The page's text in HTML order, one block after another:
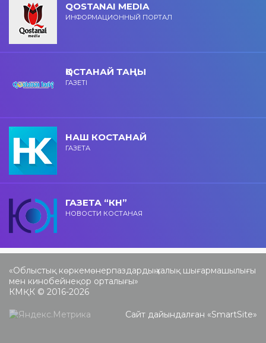
QOSTANAI MEDIA
ИНФОРМАЦИОННЫЙ ПОРТАЛ
ҚОСТАНАЙ ТАҢЫ
ГАЗЕТІ
НАШ КОСТАНАЙ
ГАЗЕТА
ГАЗЕТА “КН”
НОВОСТИ КОСТАНАЯ
«Облыстық көркемөнерпаздардың халық шығармашылығы
мен кинобейнеқор орталығы»
КМҚК © 2016-2026
Сайт дайындалған «SmartSite»